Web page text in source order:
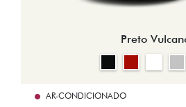
Preto
AR-CONDICIONADO